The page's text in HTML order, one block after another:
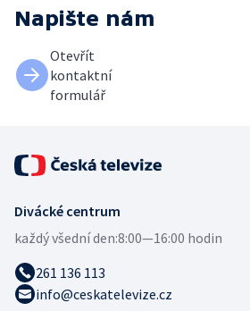
Napište nám
Otevřít
kontaktní
formulář
Divácké centrum
každý všední den:8:00—16:00 hodin
261 136 113
info@ceskatelevize.cz